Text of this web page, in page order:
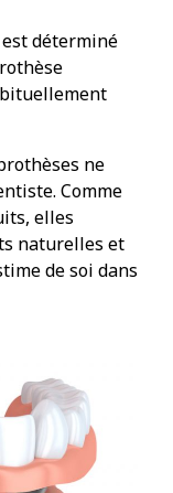
déterminé
ne
Comme
elles
naturelles et
de soi dans